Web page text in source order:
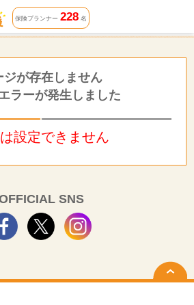
保険プランナー 228名
ジが存在しません
ラーが発生しました
設定できません
SNS